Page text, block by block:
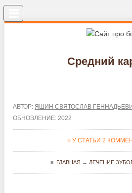
Средний
АВТОР: ЯШИН СВЯТОСЛАВ
ОБНОВЛЕНИЕ: 2022
≡ У СТАТЬИ 2
≡ ГЛАВНАЯ → ЛЕЧЕНИЕ